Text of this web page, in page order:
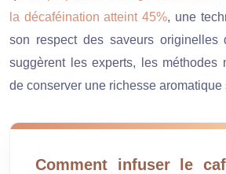
la décaféination atteint 45%, une
son respect des saveurs originelles
suggèrent les experts, les méthodes
de conserver une richesse aromatique
Comment infuser le